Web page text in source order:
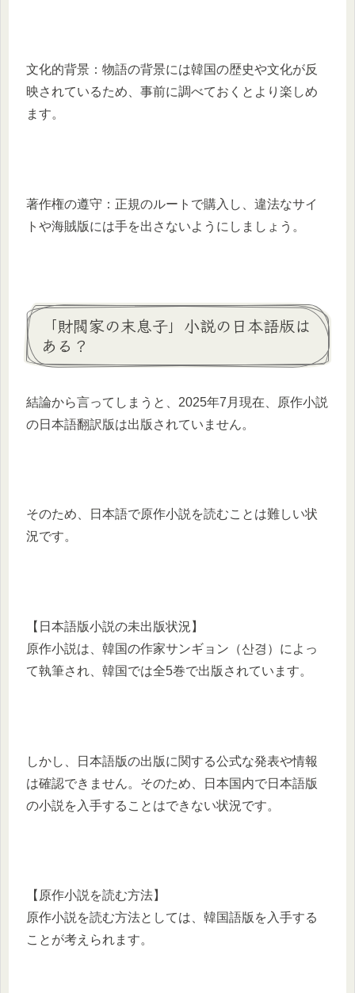
文化的背景：物語の背景には韓国の歴史や文化が反
映されているため、事前に調べておくとより楽しめ
ます。
著作権の遵守：正規のルートで購入し、違法なサイ
トや海賊版には手を出さないようにしましょう。
「財閥家の末息子」小説の日本語版は
ある？
結論から言ってしまうと、2025年7月現在、原作小説
の日本語翻訳版は出版されていません。
そのため、日本語で原作小説を読むことは難しい状
況です。
【日本語版小説の未出版状況】
原作小説は、韓国の作家サンギョン（산경）によっ
て執筆され、韓国では全5巻で出版されています。
しかし、日本語版の出版に関する公式な発表や情報
は確認できません。そのため、日本国内で日本語版
の小説を入手することはできない状況です。
【原作小説を読む方法】
原作小説を読む方法としては、韓国語版を入手する
ことが考えられます。